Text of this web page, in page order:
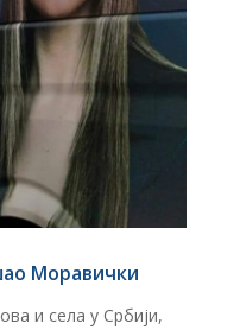
Моравички
и села у Србији,